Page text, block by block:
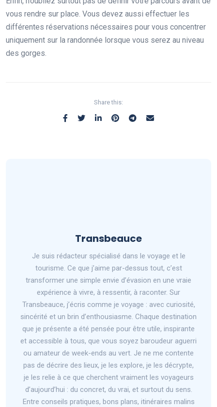
vous rendre sur place. Vous devez aussi effectuer les
différentes réservations nécessaires pour vous concentrer
uniquement sur la randonnée lorsque vous serez au niveau
des gorges.
Share this:
Transbeauce
Je suis rédacteur spécialisé dans le voyage et le
tourisme. Ce que j’aime par-dessus tout, c’est
transformer une simple envie d’évasion en une vraie
expérience à vivre, à ressentir, à raconter. Sur
Transbeauce, j’écris comme je voyage : avec curiosité,
sincérité et un brin d’enthousiasme. Chaque destination
que je présente a été pensée pour être utile, inspirante
et accessible à tous, que vous soyez baroudeur aguerri
ou amateur de week-ends au vert. Je ne me contente
pas de décrire des lieux, je les explore, je les décrypte,
je les relie à ce que cherchent vraiment les voyageurs
d’aujourd’hui : du concret, du vrai, et surtout du sens.
Entre conseils pratiques, bons plans, itinéraires malins